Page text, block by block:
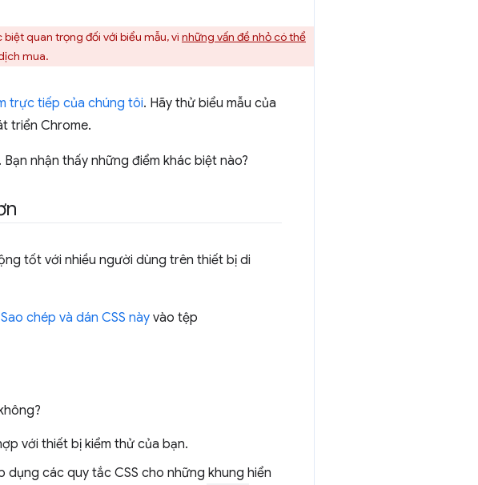
quan trọng đối với biểu mẫu, vì những vấn đề nhỏ có thể
mua.
trực tiếp của chúng tôi. Hãy thử biểu mẫu của
triển Chrome.
nhận thấy những điểm khác biệt nào?
tốt với nhiều người dùng trên thiết bị di
Sao chép và dán CSS này vào tệp
với thiết bị kiểm thử của bạn.
dụng các quy tắc CSS cho những khung hiển